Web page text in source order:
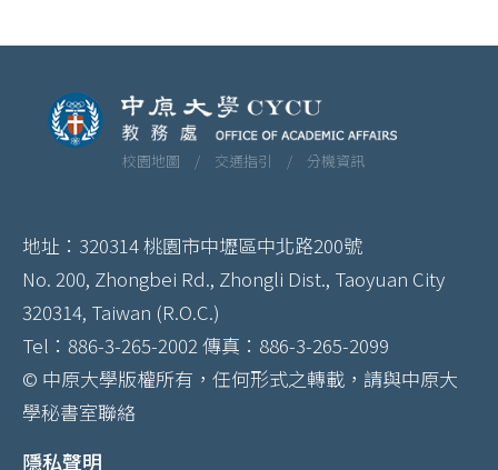
校園地圖 / 交通指引 / 分機資訊
地址：320314 桃園市中壢區中北路200號
No. 200, Zhongbei Rd., Zhongli Dist., Taoyuan City
320314, Taiwan (R.O.C.)
Tel：886-3-265-2002 傳真：886-3-265-2099
© 中原大學版權所有，任何形式之轉載，請與中原大
學秘書室聯絡
隱私聲明